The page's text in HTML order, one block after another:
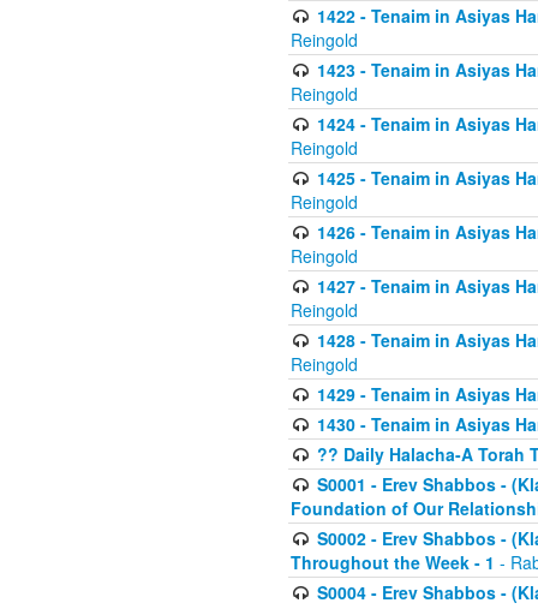
1422 - Tenaim in Asiyas
Reingold
1423 - Tenaim in Asiyas
Reingold
1424 - Tenaim in Asiyas
Reingold
1425 - Tenaim in Asiyas
Reingold
1426 - Tenaim in Asiyas
Reingold
1427 - Tenaim in Asiyas
Reingold
1428 - Tenaim in Asiyas
Reingold
1429 - Tenaim in Asiyas
1430 - Tenaim in Asiyas
?? Daily Halacha-A Torah
S0001 - Erev Shabbos -
Foundation of Our
S0002 - Erev Shabbos -
Throughout the Week - 1 -
S0004 - Erev Shabbos -